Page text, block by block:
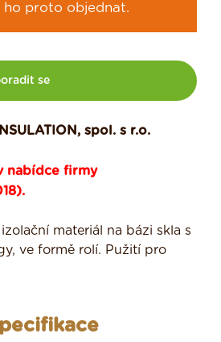
ho proto objednat.
se
spol. s r.o.
nabídce firmy
materiál na bázi skla s
ve formě rolí. Pužití pro